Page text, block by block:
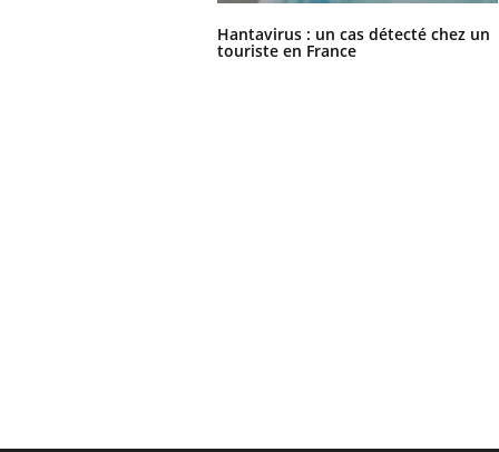
Hantavirus : un cas détecté chez un
touriste en France